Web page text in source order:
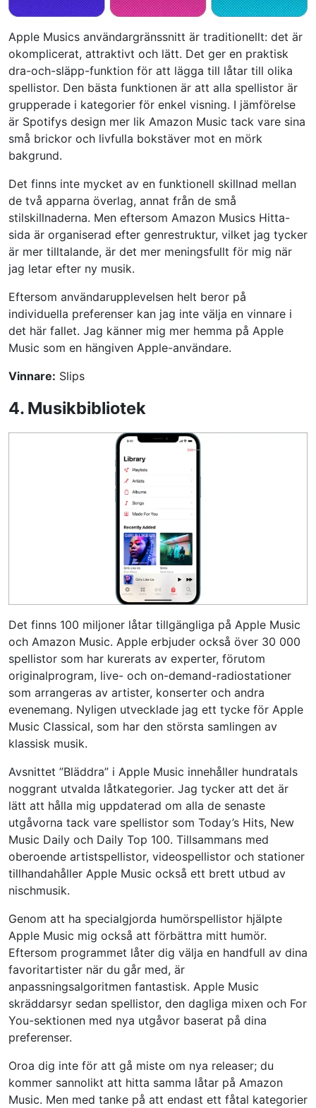
Apple Musics användargränssnitt är traditionellt: det är
okomplicerat, attraktivt och lätt. Det ger en praktisk
dra-och-släpp-funktion för att lägga till låtar till olika
spellistor. Den bästa funktionen är att alla spellistor är
grupperade i kategorier för enkel visning. I jämförelse
är Spotifys design mer lik Amazon Music tack vare sina
små brickor och livfulla bokstäver mot en mörk
bakgrund.
Det finns inte mycket av en funktionell skillnad mellan
de två apparna överlag, annat från de små
stilskillnaderna. Men eftersom Amazon Musics Hitta-
sida är organiserad efter genrestruktur, vilket jag tycker
är mer tilltalande, är det mer meningsfullt för mig när
jag letar efter ny musik.
Eftersom användarupplevelsen helt beror på
individuella preferenser kan jag inte välja en vinnare i
det här fallet. Jag känner mig mer hemma på Apple
Music som en hängiven Apple-användare.
Vinnare: Slips
4. Musikbibliotek
Det finns 100 miljoner låtar tillgängliga på Apple Music
och Amazon Music. Apple erbjuder också över 30 000
spellistor som har kurerats av experter, förutom
originalprogram, live- och on-demand-radiostationer
som arrangeras av artister, konserter och andra
evenemang. Nyligen utvecklade jag ett tycke för Apple
Music Classical, som har den största samlingen av
klassisk musik.
Avsnittet ”Bläddra” i Apple Music innehåller hundratals
noggrant utvalda låtkategorier. Jag tycker att det är
lätt att hålla mig uppdaterad om alla de senaste
utgåvorna tack vare spellistor som Today’s Hits, New
Music Daily och Daily Top 100. Tillsammans med
oberoende artistspellistor, videospellistor och stationer
tillhandahåller Apple Music också ett brett utbud av
nischmusik.
Genom att ha specialgjorda humörspellistor hjälpte
Apple Music mig också att förbättra mitt humör.
Eftersom programmet låter dig välja en handfull av dina
favoritartister när du går med, är
anpassningsalgoritmen fantastisk. Apple Music
skräddarsyr sedan spellistor, den dagliga mixen och For
You-sektionen med nya utgåvor baserat på dina
preferenser.
Oroa dig inte för att gå miste om nya releaser; du
kommer sannolikt att hitta samma låtar på Amazon
Music. Men med tanke på att endast ett fåtal kategorier